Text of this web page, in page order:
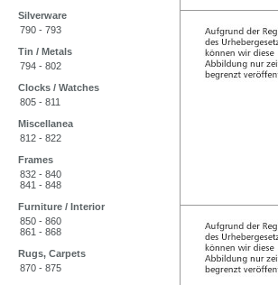
Silverware
790 - 793
Tin / Metals
794 - 802
Clocks / Watches
805 - 811
Miscellanea
812 - 822
Frames
832 - 840
841 - 848
Furniture / Interior
850 - 860
861 - 868
Rugs, Carpets
870 - 875